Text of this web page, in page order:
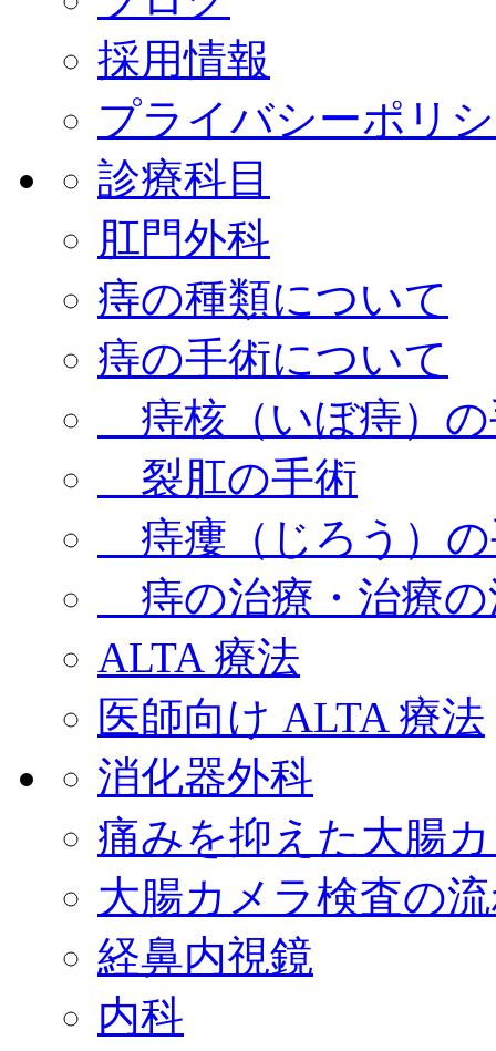
採用情報
プライバシーポリ
診療科目
肛門外科
痔の種類について
痔の手術について
痔核（いぼ痔）の
裂肛の手術
痔瘻（じろう）
痔の治療・治療の
ALTA 療法
医師向け ALTA 療法
消化器外科
痛みを抑えた大腸
大腸カメラ検査の
経鼻内視鏡
内科